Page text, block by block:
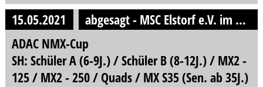
15.05.2021
abgesagt - MSC Elstorf e.V. im ADAC
ADAC NMX-Cup
SH: Schüler A (6-9J.) / Schüler B (8-12J.) / MX2 -
125 / MX2 - 250 / Quads / MX S35 (Sen. ab 35J.)